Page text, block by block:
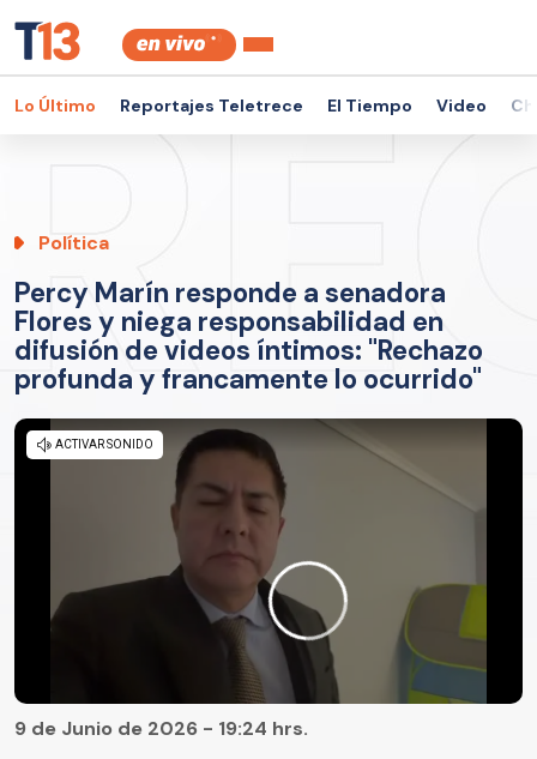
Lo Último Reportajes Teletrece El Tiempo Video
Política
Percy Marín responde a senadora
Flores y niega responsabilidad en
difusión de videos íntimos: "Rechazo
profunda y francamente lo ocurrido"
9 de Junio de 2026 - 19:24 hrs.